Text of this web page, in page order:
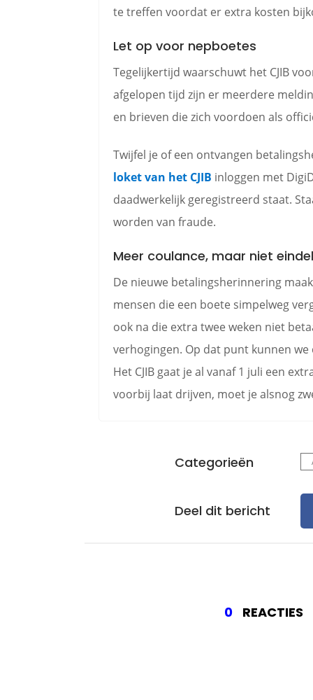
te treffen voordat er extra kosten
Let op voor nepboetes
Tegelijkertijd waarschuwt het CJIB
afgelopen tijd zijn er meerdere
en brieven die zich voordoen als
Twijfel je of een ontvangen
loket van het CJIB inloggen met
daadwerkelijk geregistreerd staat.
worden van fraude.
Meer coulance, maar niet
De nieuwe betalingsherinnering
mensen die een boete simpelweg
ook na die extra twee weken niet
verhogingen. Op dat punt kunnen
Het CJIB gaat je al vanaf 1 juli een
voorbij laat drijven, moet je alsnog
Categorieën
Deel dit bericht
0 REACTIES